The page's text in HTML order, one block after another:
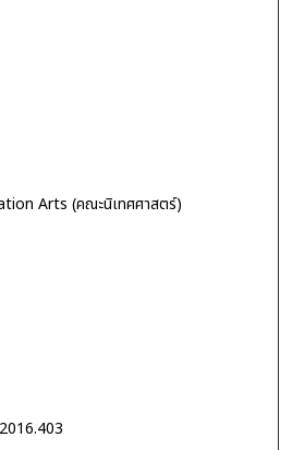
Arts (คณะนิเทศศาสตร์)